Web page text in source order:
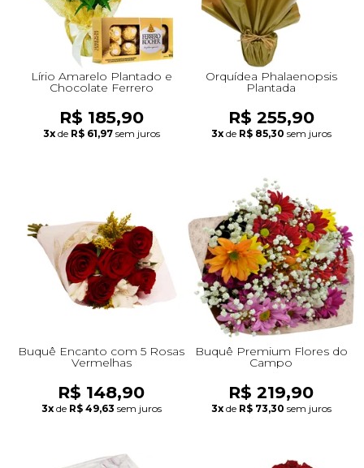
Lírio Amarelo Plantado e
Chocolate Ferrero
R$ 185,90
3x de R$ 61,97 sem juros
Orquídea Phalaenopsis
Plantada
R$ 255,90
3x de R$ 85,30 sem juros
Buquê Encanto com 5 Rosas
Vermelhas
R$ 148,90
3x de R$ 49,63 sem juros
Buquê Premium Flores do
Campo
R$ 219,90
3x de R$ 73,30 sem juros